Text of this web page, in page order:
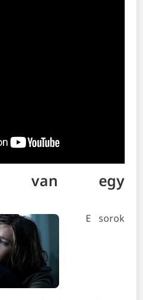
van egy
E sorok